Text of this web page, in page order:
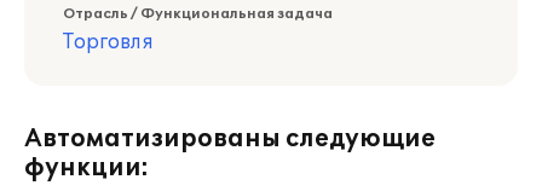
Отрасль / Функциональная задача
Торговля
Автоматизированы следующие
функции: